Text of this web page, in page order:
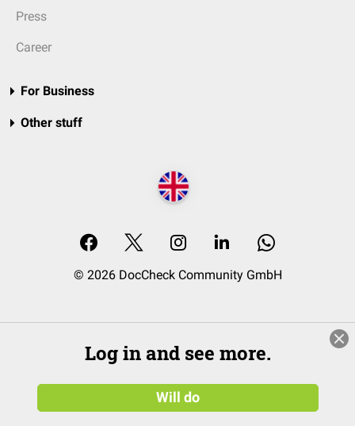
Press
Career
For Business
Other stuff
© 2026 DocCheck Community GmbH
Log in and see more.
Will do